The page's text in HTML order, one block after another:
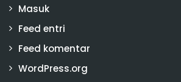
Masuk
Feed entri
Feed komentar
WordPress.org